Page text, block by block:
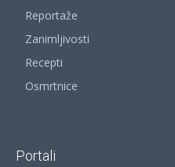
Reportaže
Zanimljivosti
Recepti
Osmrtnice
Portali